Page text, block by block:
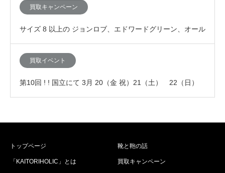
「査定額が10%アップする買取イ…
買取キャンペーン
サイズ 8 以上の ジョンロブ、エドワードグリーン、オール
デン、JMウエストンなど高級靴の買取査定が…
買取イベント
第10回 ! ! 国立にて 3月 20（金 祝）21（土） 22（日）
トップページ
「KAITORIHOLIC」とは
靴と鞄の話
買取キャンペーン